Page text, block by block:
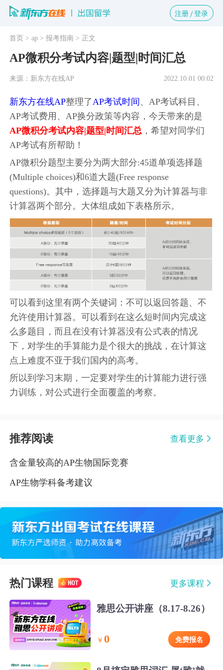
注册 登录
首页 > ap > 报考指南 > 正文
AP微积分考试内容|题型|时间汇总
来源：新东方在线AP 2022.10.01 00:02
新东方在线AP整理了AP考试时间 、AP考试科目、
AP考试费用、AP换分政策等内容，今天带来的是
AP微积分考试内容|题型|时间汇总 ，希望对同学们
AP考试有所帮助！
AP微积分题型主要分为两大部分:45道单项选择题
(Multiple choices)和6道大题(Free response
questions)。其中，选择题与大题又分为计算器与非
计算器两个部分。大体组成如下表格所示。
可以看到这里有两个关键词：不可以返回答题、不
允许使用计算器。可以看到在这么短时间内完成这
么多题目，而且在没有计算器没有公式表的情况
下，对学生的手算能力是个很大的挑战，在计算这
点上难度不亚于我们国内的高考。
所以到学习末期，一定要对学生的计算能力进行强
力训练，对公式进行全面覆盖的考察。
推荐阅读 查看更多
含金量较高的AP生物国际竞赛
AP生物学科备考建议
热门课程 更多课程
雅思公开讲座（8.17-8.26）
￥ 0 免费报名